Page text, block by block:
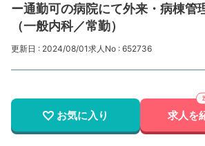
ー通勤可の病院にて外来・病棟管
（一般内科／常勤）
更新日 : 2024/08/01求人No : 652736
お気に入り 求人を